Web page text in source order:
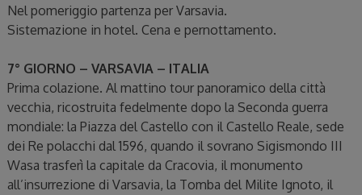
Nel pomeriggio partenza per Varsavia.
Sistemazione in hotel. Cena e pernottamento.
7° GIORNO – VARSAVIA – ITALIA
Prima colazione. Al mattino tour panoramico della città
vecchia, ricostruita fedelmente dopo la Seconda guerra
mondiale: la Piazza del Castello con il Castello Reale, sede
dei Re polacchi dal 1596, quando il sovrano Sigismondo III
Wasa trasferì la capitale da Cracovia, il monumento
all’insurrezione di Varsavia, la Tomba del Milite Ignoto, il